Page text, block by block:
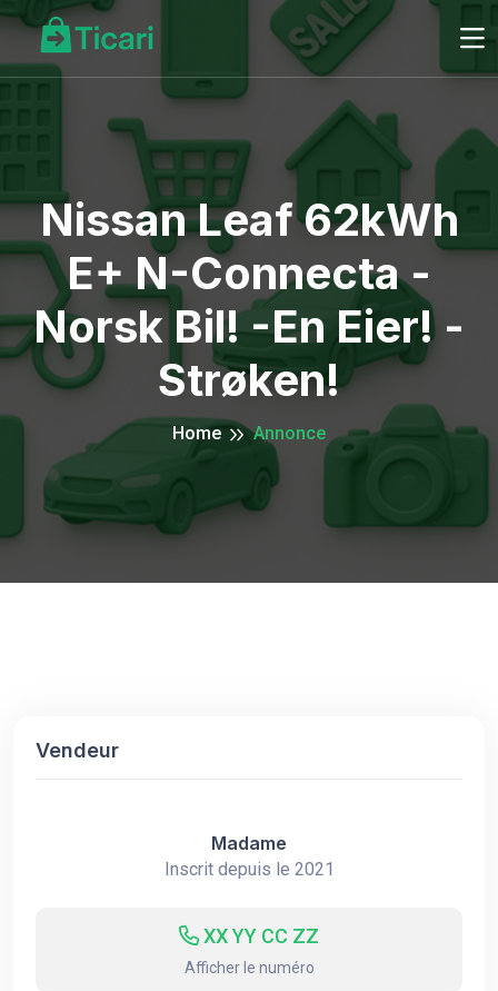
Nissan Leaf 62kWh
E+ N-Connecta -
Norsk Bil! -En Eier! -
Strøken!
Home Annonce
Vendeur
Madame
Inscrit depuis le 2021
XX YY CC ZZ
Afficher le numéro